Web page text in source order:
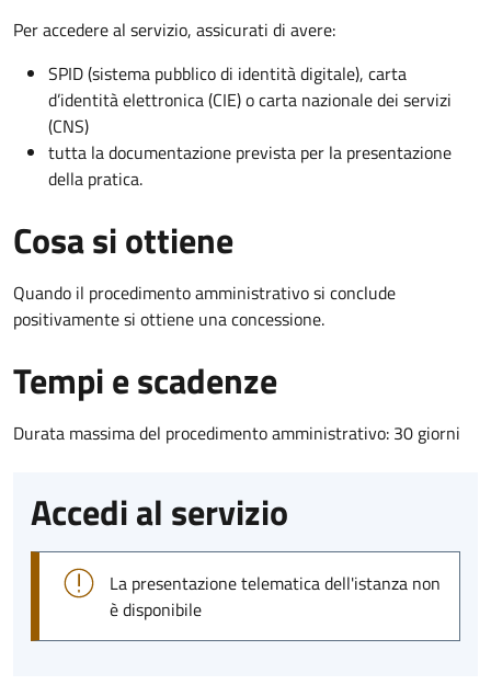
Per accedere al servizio, assicurati di avere:
SPID (sistema pubblico di identità digitale), carta
d’identità elettronica (CIE) o carta nazionale dei servizi
(CNS)
tutta la documentazione prevista per la presentazione
della pratica.
Cosa si ottiene
Quando il procedimento amministrativo si conclude
positivamente si ottiene una concessione.
Tempi e scadenze
Durata massima del procedimento amministrativo: 30 giorni
Accedi al servizio
La presentazione telematica dell'istanza non
è disponibile